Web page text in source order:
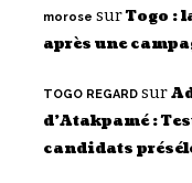
morose surTogo :
après une
TOGO REGARD sur
d’Atakpamé :
candidats